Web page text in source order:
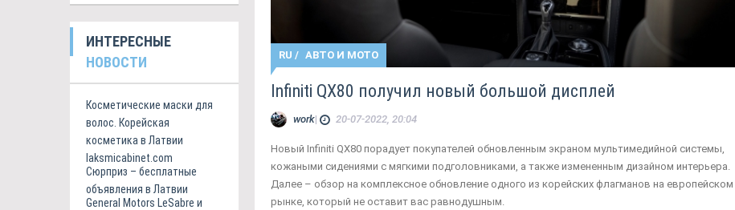
ИНТЕРЕСНЫЕ
НОВОСТИ
Косметические маски для
волос. Корейская
косметика в Латвии
laksmicabinet.com
Сюрприз – бесплатные
объявления в Латвии
General Motors LeSabre и
RU / АВТО И МОТО
Infiniti QX80 получил новый большой дисплей
work| 20-07-2022, 20:04
Новый Infiniti QX80 порадует покупателей обновленным экраном мультимедийной системы,
кожаными сидениями с мягкими подголовниками, а также измененным дизайном интерьера.
Далее – обзор на комплексное обновление одного из корейских флагманов на европейском
рынке, который не оставит вас равнодушным.